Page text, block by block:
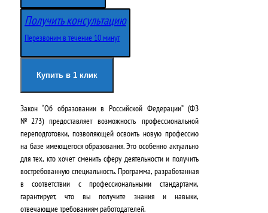
в
о
ч
а
л
ь
н
а
у
щ
я
ц
е
н
а
:
2
Получить консультацию
Перезвоним в течение 10 минут
Купить в 1 клик
Закон “Об образовании в Российской Федерации” (ФЗ
№273) предоставляет возможность профессиональной
переподготовки, позволяющей освоить новую профессию
на базе имеющегося образования. Это особенно актуально
для тех, кто хочет сменить сферу деятельности и получить
востребованную специальность. Программа, разработанная
в соответствии с профессиональными стандартами,
гарантирует, что вы получите знания и навыки,
отвечающие требованиям работодателей.